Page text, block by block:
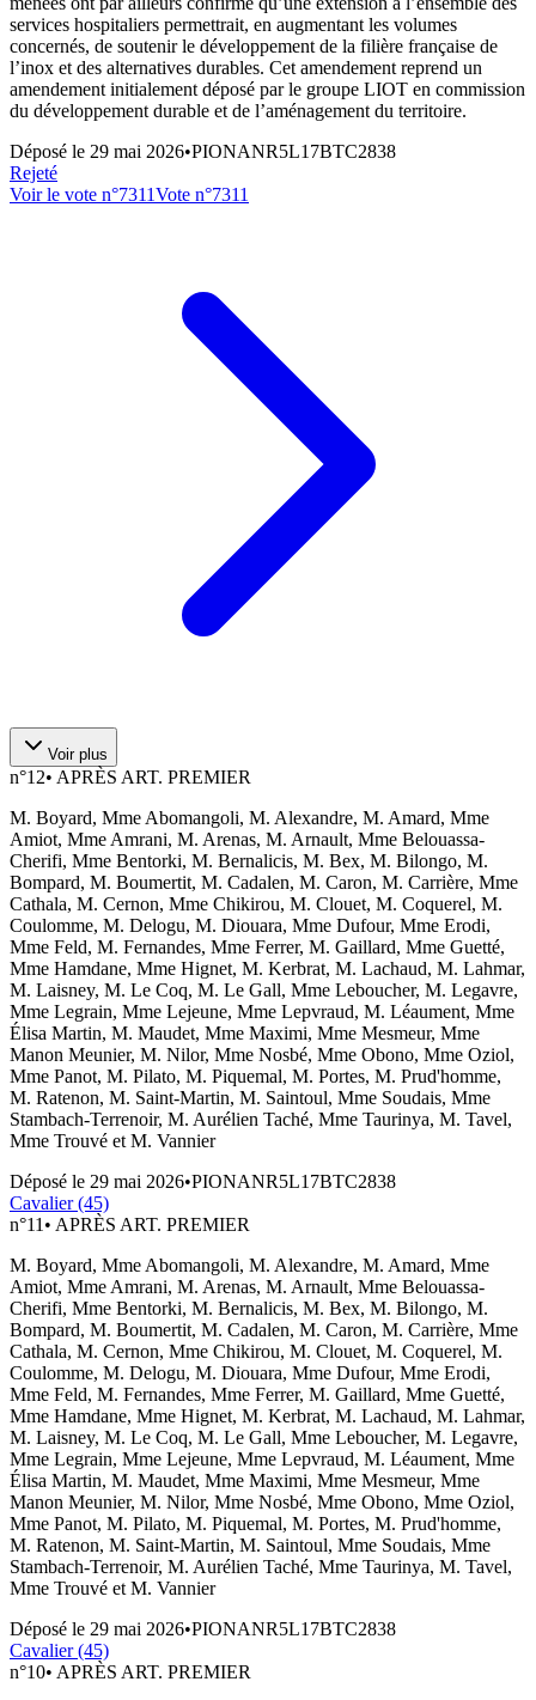
services hospitaliers permettrait, en augmentant les volumes
concernés, de soutenir le développement de la filière française de
l’inox et des alternatives durables. Cet amendement reprend un
amendement initialement déposé par le groupe LIOT en commission
du développement durable et de l’aménagement du territoire.
Déposé le 29 mai 2026•PIONANR5L17BTC2838
Rejeté
Voir le vote n°7311Vote n°7311
Voir plus
n°12• APRÈS ART. PREMIER
M. Boyard, Mme Abomangoli, M. Alexandre, M. Amard, Mme
Amiot, Mme Amrani, M. Arenas, M. Arnault, Mme Belouassa-
Cherifi, Mme Bentorki, M. Bernalicis, M. Bex, M. Bilongo, M.
Bompard, M. Boumertit, M. Cadalen, M. Caron, M. Carrière, Mme
Cathala, M. Cernon, Mme Chikirou, M. Clouet, M. Coquerel, M.
Coulomme, M. Delogu, M. Diouara, Mme Dufour, Mme Erodi,
Mme Feld, M. Fernandes, Mme Ferrer, M. Gaillard, Mme Guetté,
Mme Hamdane, Mme Hignet, M. Kerbrat, M. Lachaud, M. Lahmar,
M. Laisney, M. Le Coq, M. Le Gall, Mme Leboucher, M. Legavre,
Mme Legrain, Mme Lejeune, Mme Lepvraud, M. Léaument, Mme
Élisa Martin, M. Maudet, Mme Maximi, Mme Mesmeur, Mme
Manon Meunier, M. Nilor, Mme Nosbé, Mme Obono, Mme Oziol,
Mme Panot, M. Pilato, M. Piquemal, M. Portes, M. Prud'homme,
M. Ratenon, M. Saint-Martin, M. Saintoul, Mme Soudais, Mme
Stambach-Terrenoir, M. Aurélien Taché, Mme Taurinya, M. Tavel,
Mme Trouvé et M. Vannier
Déposé le 29 mai 2026•PIONANR5L17BTC2838
Cavalier (45)
n°11 • APRÈS ART. PREMIER
M. Boyard, Mme Abomangoli, M. Alexandre, M. Amard, Mme
Amiot, Mme Amrani, M. Arenas, M. Arnault, Mme Belouassa-
Cherifi, Mme Bentorki, M. Bernalicis, M. Bex, M. Bilongo, M.
Bompard, M. Boumertit, M. Cadalen, M. Caron, M. Carrière, Mme
Cathala, M. Cernon, Mme Chikirou, M. Clouet, M. Coquerel, M.
Coulomme, M. Delogu, M. Diouara, Mme Dufour, Mme Erodi,
Mme Feld, M. Fernandes, Mme Ferrer, M. Gaillard, Mme Guetté,
Mme Hamdane, Mme Hignet, M. Kerbrat, M. Lachaud, M. Lahmar,
M. Laisney, M. Le Coq, M. Le Gall, Mme Leboucher, M. Legavre,
Mme Legrain, Mme Lejeune, Mme Lepvraud, M. Léaument, Mme
Élisa Martin, M. Maudet, Mme Maximi, Mme Mesmeur, Mme
Manon Meunier, M. Nilor, Mme Nosbé, Mme Obono, Mme Oziol,
Mme Panot, M. Pilato, M. Piquemal, M. Portes, M. Prud'homme,
M. Ratenon, M. Saint-Martin, M. Saintoul, Mme Soudais, Mme
Stambach-Terrenoir, M. Aurélien Taché, Mme Taurinya, M. Tavel,
Mme Trouvé et M. Vannier
Déposé le 29 mai 2026•PIONANR5L17BTC2838
Cavalier (45)
n°10• APRÈS ART. PREMIER